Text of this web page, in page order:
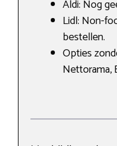
Aldi: Nog
Lidl: Non-
bestellen.
Opties
Nettorama,